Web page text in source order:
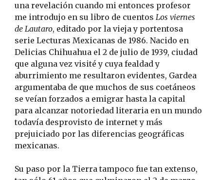
una revelación cuando mi entonces profesor
me introdujo en su libro de cuentos Los viernes
de Lautaro, editado por la vieja y portentosa
serie Lecturas Mexicanas de 1986. Nacido en
Delicias Chihuahua el 2 de julio de 1939, ciudad
que alguna vez visité y cuya fealdad y
aburrimiento me resultaron evidentes, Gardea
argumentaba de que muchos de sus coetáneos
se veían forzados a emigrar hasta la capital
para alcanzar notoriedad literaria en un mundo
todavía desprovisto de internet y más
prejuiciado por las diferencias geográficas
mexicanas.
Su paso por la Tierra tampoco fue tan extenso,